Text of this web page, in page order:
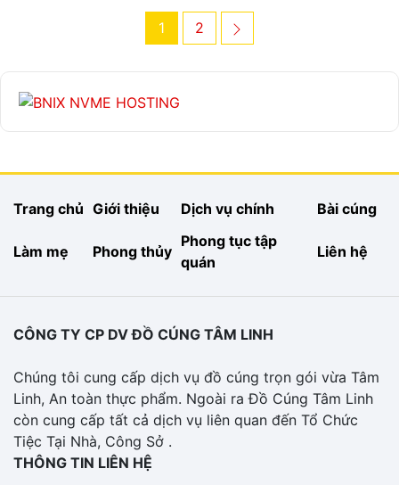
Page
1 Page
2 Next
Trang chủ Giới thiệu Dịch vụ chính Bài cúng
Làm mẹ Phong thủy
Phong tục tập
quán
Liên hệ
CÔNG TY CP DV ĐỒ CÚNG TÂM LINH
Chúng tôi cung cấp dịch vụ đồ cúng trọn gói vừa Tâm
Linh, An toàn thực phẩm. Ngoài ra Đồ Cúng Tâm Linh
còn cung cấp tất cả dịch vụ liên quan đến Tổ Chức
Tiệc Tại Nhà, Công Sở .
THÔNG TIN LIÊN HỆ